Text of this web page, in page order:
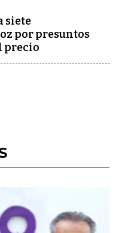
siete
por presuntos
precio